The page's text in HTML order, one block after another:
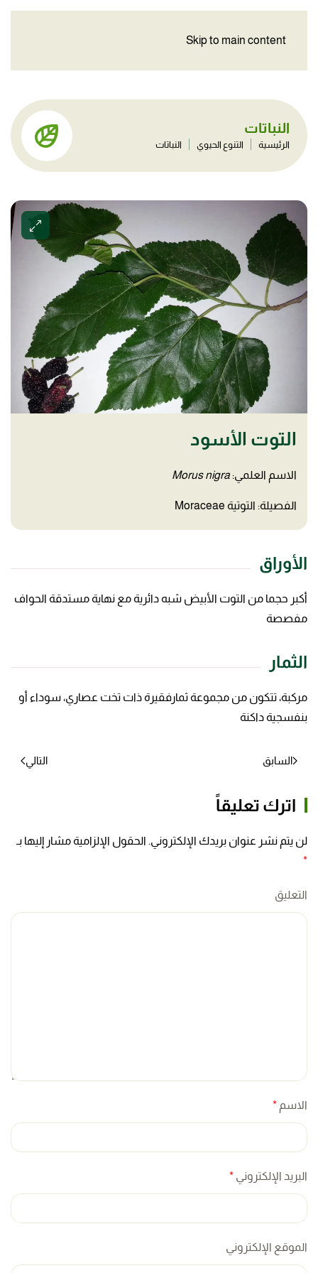
Skip to main content
النباتات
الرئيسية التنوع الحيوي النباتات
التوت الأسود
الاسم العلمي: Morus nigra
الفصيلة: التوتية Moraceae
الأوراق
أكبر حجما من التوت الأبيض شبه دائرية مع نهاية مستدقة الحواف
مفصصة
الثمار
مركبة، تتكون من مجموعة ثمارفقيرة ذات تخت عصاري، سوداء أو
بنفسجية داكنة
السابق التالي
اترك تعليقاً
لن يتم نشر عنوان بريدك الإلكتروني. الحقول الإلزامية مشار إليها بـ
*
التعليق
الاسم *
البريد الإلكتروني *
الموقع الإلكتروني